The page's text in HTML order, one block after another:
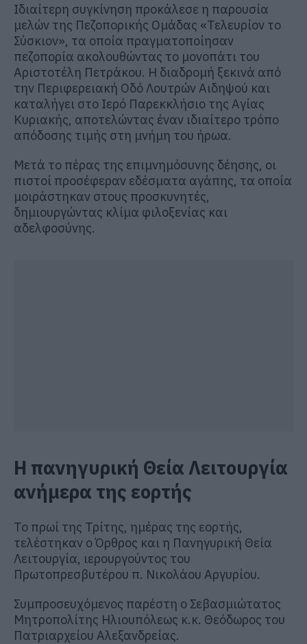
Ιδιαίτερη συγκίνηση προκάλεσε η παρουσία
μελών της Πεζοπορικής Ομάδας «Τελευρίον το
Σύσκιον», τα οποία πραγματοποίησαν
πεζοπορία ακολουθώντας το μονοπάτι του
Αριστοτέλη Πετράκου. Η διαδρομή ξεκινά από
την Περιφερειακή Οδό Λουτρών Αιδηψού και
καταλήγει στο Ιερό Παρεκκλήσιο της Αγίας
Κυριακής, αποτελώντας έναν ιδιαίτερο τρόπο
απόδοσης τιμής στη μνήμη του ήρωα.
Μετά το πέρας της επιμνημόσυνης δέησης, οι
πιστοί προσέφεραν εδέσματα αγάπης, τα οποία
μοιράστηκαν στους προσκυνητές,
δημιουργώντας κλίμα φιλοξενίας και
αδελφοσύνης.
Η πανηγυρική Θεία Λειτουργία
ανήμερα της εορτής
Το πρωί της Τρίτης, ημέρας της εορτής,
τελέστηκαν ο Όρθρος και η Πανηγυρική Θεία
Λειτουργία, ιερουργούντος του
Πρωτοπρεσβυτέρου π. Νικολάου Αργυρίου.
Συμπροσευχόμενος παρέστη ο Σεβασμιώτατος
Μητροπολίτης Ηλιουπόλεως κ.κ. Θεόδωρος του
Πατριαρχείου Αλεξανδρείας.